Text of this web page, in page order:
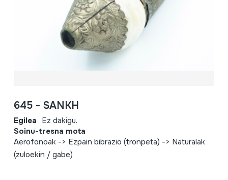
645 - SANKH
Egilea Ez dakigu.
Soinu-tresna mota
Aerofonoak -> Ezpain bibrazio (tronpeta) -> Naturalak
(zuloekin / gabe)